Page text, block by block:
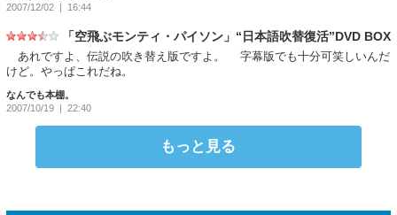
2007/12/02 | 16:44
「空飛ぶモンティ・パイソン」“日本語吹替復活”DVD BOX
あれですよ、伝説の吹き替え版ですよ。 字幕版でも十分可笑しいんだ
けど。やっぱこれだね。
なんでも本棚。
2007/10/19 | 22:40
もっと見る